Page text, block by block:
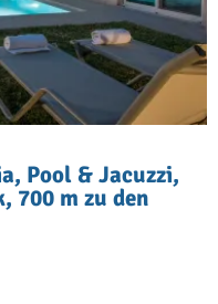
Pool & Jacuzzi,
700 m zu den